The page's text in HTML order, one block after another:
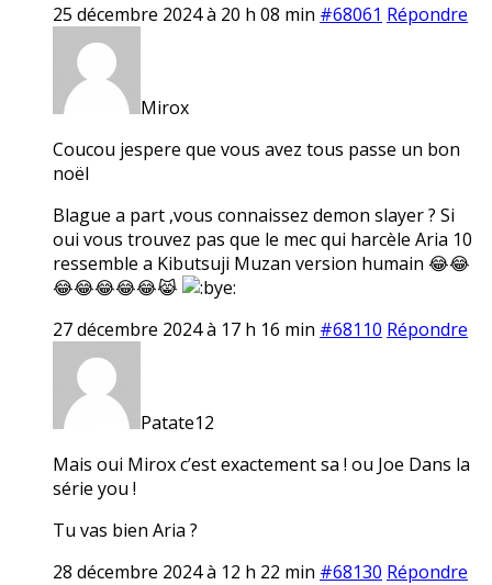
25 décembre 2024 à 20 h 08 min #68061 Répondre
Mirox
Coucou jespere que vous avez tous passe un bon
noël
Blague a part ,vous connaissez demon slayer ? Si
oui vous trouvez pas que le mec qui harcèle Aria 10
ressemble a Kibutsuji Muzan version humain 😂😂
😂😂😂😂😂😹
27 décembre 2024 à 17 h 16 min #68110 Répondre
Patate12
Mais oui Mirox c’est exactement sa ! ou Joe Dans la
série you !
Tu vas bien Aria ?
28 décembre 2024 à 12 h 22 min #68130 Répondre